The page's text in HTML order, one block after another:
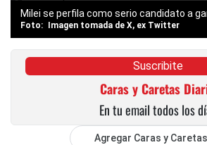
Milei se perfila como serio candidato a
Imagen tomada de X, ex Twitter
Suscribite
Caras y Caretas
En tu email todos los
Agregar Caras y